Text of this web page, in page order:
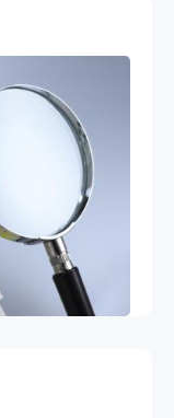
wsparcie
i treści
i wydarzenia